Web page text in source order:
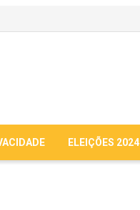
ELEIÇÕES 2024